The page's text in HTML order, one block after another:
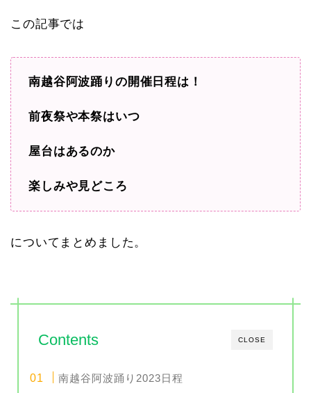
この記事では
南越谷阿波踊りの開催日程は！
前夜祭や本祭はいつ
屋台はあるのか
楽しみや見どころ
についてまとめました。
CLOSE
Contents
南越谷阿波踊り2023日程